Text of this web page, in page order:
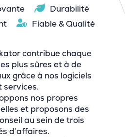
Durabilité
Fiable & Qualité
contribue chaque
plus sûres et à de
grâce à nos logiciels
services.
nos propres
et proposons des
au sein de trois
d’affaires.